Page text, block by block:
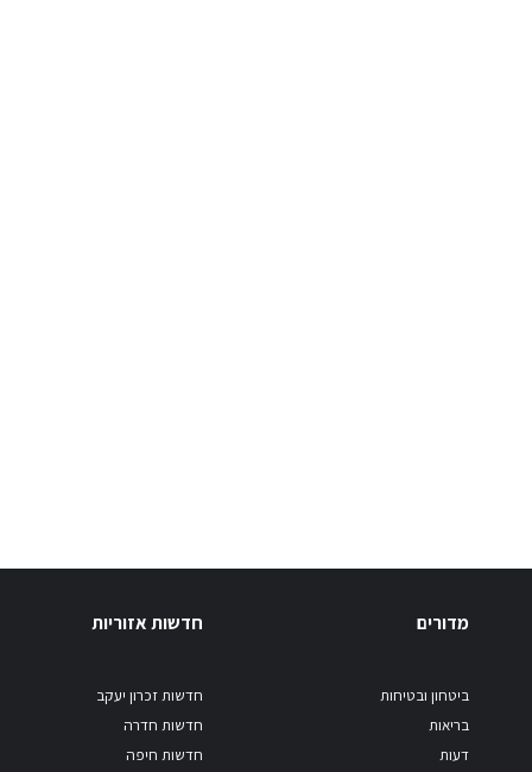
מדורים
ביטחון ובטיחות
בריאות
דעות
חדשות אזוריות
חדשות זכרון יעקב
חדשות חדרה
חדשות חיפה